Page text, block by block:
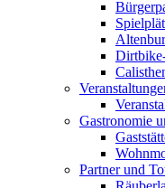
Gastronomie
Partner und